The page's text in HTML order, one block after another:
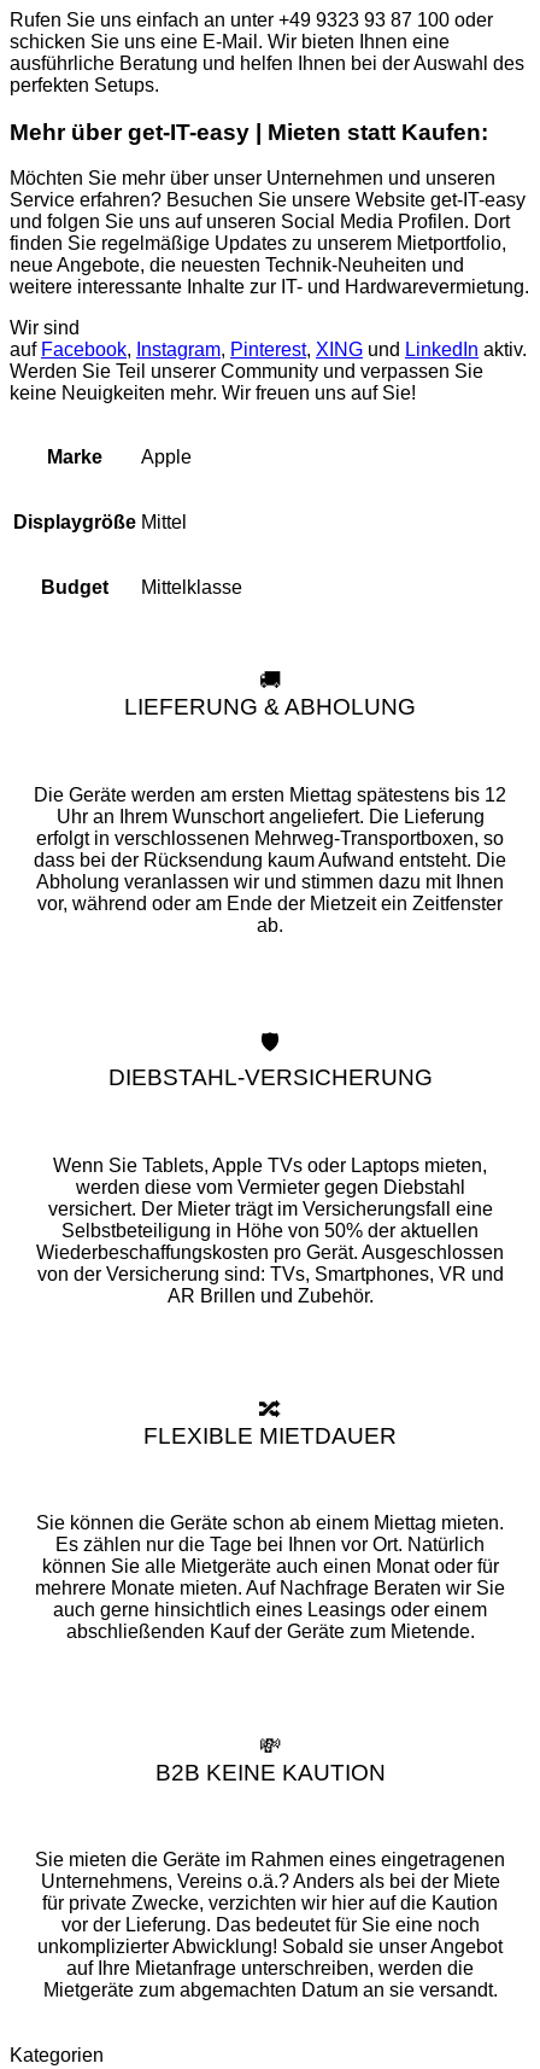
Rufen Sie uns einfach an unter +49 9323 93 87 100 oder
schicken Sie uns eine E-Mail. Wir bieten Ihnen eine
ausführliche Beratung und helfen Ihnen bei der Auswahl des
perfekten Setups.
Mehr über get-IT-easy | Mieten statt Kaufen:
Möchten Sie mehr über unser Unternehmen und unseren
Service erfahren? Besuchen Sie unsere Website get-IT-easy
und folgen Sie uns auf unseren Social Media Profilen. Dort
finden Sie regelmäßige Updates zu unserem Mietportfolio,
neue Angebote, die neuesten Technik-Neuheiten und
weitere interessante Inhalte zur IT- und Hardwarevermietung.
Wir sind
auf Facebook, Instagram, Pinterest, XING und LinkedIn aktiv.
Werden Sie Teil unserer Community und verpassen Sie
keine Neuigkeiten mehr. Wir freuen uns auf Sie!
Marke Apple
Displaygröße Mittel
Budget Mittelklasse
🚚
LIEFERUNG & ABHOLUNG
Die Geräte werden am ersten Miettag spätestens bis 12
Uhr an Ihrem Wunschort angeliefert. Die Lieferung
erfolgt in verschlossenen Mehrweg-Transportboxen, so
dass bei der Rücksendung kaum Aufwand entsteht. Die
Abholung veranlassen wir und stimmen dazu mit Ihnen
vor, während oder am Ende der Mietzeit ein Zeitfenster
ab.
🛡️
DIEBSTAHL-VERSICHERUNG
Wenn Sie Tablets, Apple TVs oder Laptops mieten,
werden diese vom Vermieter gegen Diebstahl
versichert. Der Mieter trägt im Versicherungsfall eine
Selbstbeteiligung in Höhe von 50% der aktuellen
Wiederbeschaffungskosten pro Gerät. Ausgeschlossen
von der Versicherung sind: TVs, Smartphones, VR und
AR Brillen und Zubehör.
🔀
FLEXIBLE MIETDAUER
Sie können die Geräte schon ab einem Miettag mieten.
Es zählen nur die Tage bei Ihnen vor Ort. Natürlich
können Sie alle Mietgeräte auch einen Monat oder für
mehrere Monate mieten. Auf Nachfrage Beraten wir Sie
auch gerne hinsichtlich eines Leasings oder einem
abschließenden Kauf der Geräte zum Mietende.
💸
B2B KEINE KAUTION
Sie mieten die Geräte im Rahmen eines eingetragenen
Unternehmens, Vereins o.ä.? Anders als bei der Miete
für private Zwecke, verzichten wir hier auf die Kaution
vor der Lieferung. Das bedeutet für Sie eine noch
unkomplizierter Abwicklung! Sobald sie unser Angebot
auf Ihre Mietanfrage unterschreiben, werden die
Mietgeräte zum abgemachten Datum an sie versandt.
Kategorien